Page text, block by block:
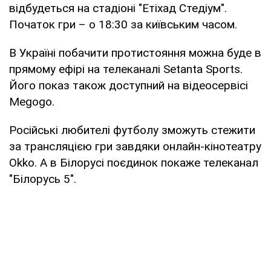
відбудеться на стадіоні "Етіхад Стедіум".
Початок гри – о 18:30 за київським часом.
В Україні побачити протистояння можна буде в
прямому ефірі на телеканалі Setanta Sports.
Його показ також доступний на відеосервісі
Megogo.
Російські любителі футболу зможуть стежити
за трансляцією гри завдяки онлайн-кінотеатру
Okko. А в Білорусі поєдинок покаже телеканал
"Білорусь 5".